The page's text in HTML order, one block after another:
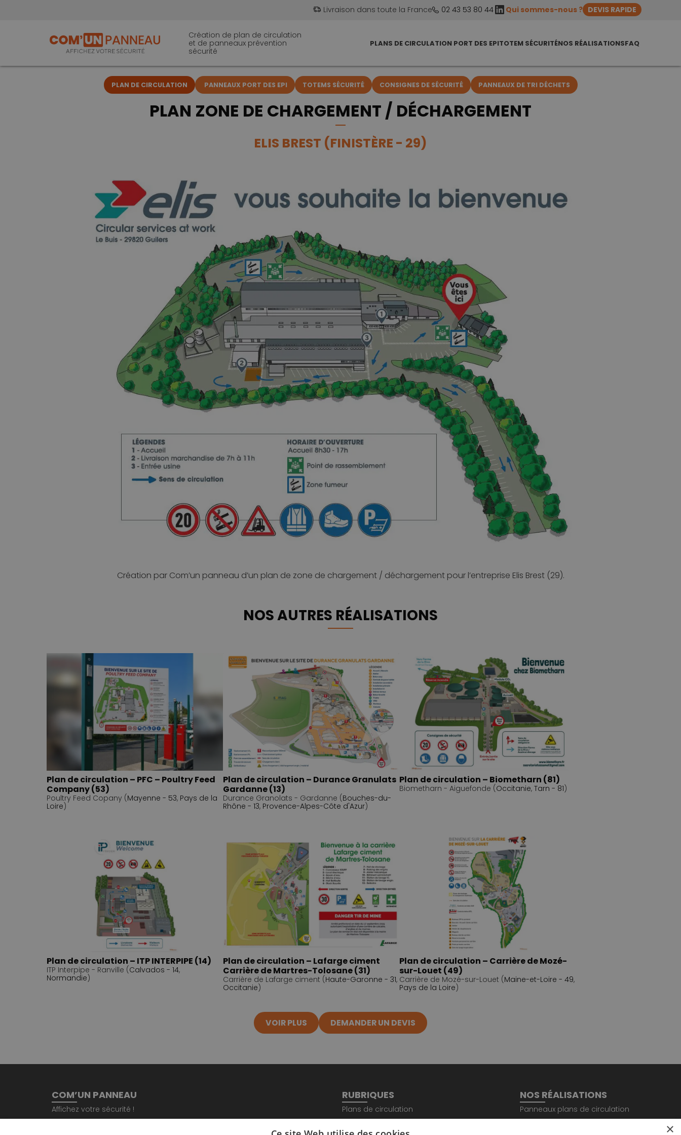
Livraison dans toute la France 02 43 53 80 44LinkedIn
Qui sommes-nous ? DEVIS RAPIDE
Création de plan de circulation
et de panneaux prévention
sécurité
PLANS DE CIRCULATION PORT DES EPITOTEM SÉCURITÉNOS RÉALISATIONSFAQ
PLAN DE CIRCULATION PANNEAUX PORT DES EPI TOTEMS SÉCURITÉ CONSIGNES DE SÉCURITÉ PANNEAUX DE TRI DÉCHETS
PLAN ZONE DE CHARGEMENT / DÉCHARGEMENT
ELIS BREST (FINISTÈRE - 29)
Création par Com’un panneau d’un plan de zone de chargement / déchargement pour l’entreprise Elis Brest (29).
NOS AUTRES RÉALISATIONS
Plan de circulation – PFC – Poultry Feed
Company (53)
Poultry Feed Copany (Mayenne - 53, Pays de la
Loire)
Plan de circulation – Durance Granulats
Gardanne (13)
Durance Granolats - Gardanne (Bouches-du-
Rhône - 13, Provence-Alpes-Côte d'Azur)
Plan de circulation – Biometharn (81)
Biometharn - Aiguefonde (Occitanie, Tarn - 81)
Plan de circulation – ITP INTERPIPE (14)
ITP Interpipe - Ranville (Calvados - 14,
Normandie)
Plan de circulation – Lafarge ciment
Carrière de Martres-Tolosane (31)
Carrière de Lafarge ciment (Haute-Garonne - 31,
Occitanie)
Plan de circulation – Carrière de Mozé-
sur-Louet (49)
Carrière de Mozé-sur-Louet (Maine-et-Loire - 49,
Pays de la Loire)
VOIR PLUS DEMANDER UN DEVIS
COM’UN PANNEAU
Affichez votre sécurité !
RUBRIQUES
Plans de circulation
NOS RÉALISATIONS
Panneaux plans de circulation
×